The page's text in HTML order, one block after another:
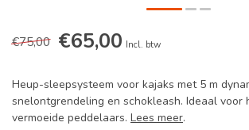
€75,00 €65,00 Incl. btw
Heup-sleepsysteem voor kajaks met 5 m
snelontgrendeling en schokleash. Ideaal voor
vermoeide peddelaars. Lees meer.